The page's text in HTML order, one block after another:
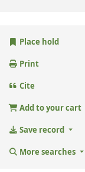
Place hold
Print
Cite
Add to your cart
Save record
More searches